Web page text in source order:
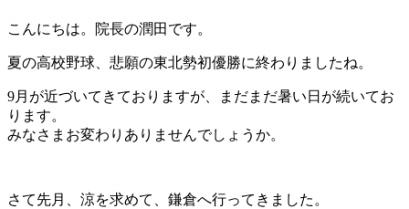
こんにちは。院長の潤田です。
夏の高校野球、悲願の東北勢初優勝に終わりましたね。
9月が近づいてきておりますが、まだまだ暑い日が続いてお
ります。
みなさまお変わりありませんでしょうか。
さて先月、涼を求めて、鎌倉へ行ってきました。